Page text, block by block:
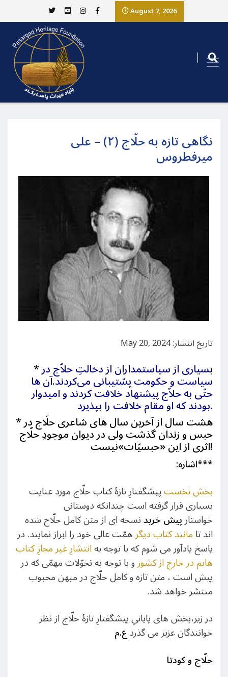
August 7, 2026
نگاهی تازه به حلّاج (۲) – علی
میرفطروس‎
تاریخ انتشار: May 20, 2024
* بسیاری از سیاستمداران از دخالتِ حلاّج در
سیاست و حکومت پشتیبانی می‌کردند.آن ها
حتّی به حلاّج پیشنهاد خلافت کردند و امیدوار
بودند که او مقام خلافت را بپذیرد.
*هشت سال از آخرین سال های شاعری حلّاج در
حبس و زندان گذشت ولی در دیوان موجودِ حلّاج
اثری از این «حبسیّات»نیست!
***اشاره:
بخش نخستپیشگفتارِ تازۀ کتاب حلّاج مورد عنایت
بسیاری قرار گرفته است چندانکه دوستانی
خواستارپیش خریدنسخه ای از متن کامل حلّاج شده
اند تامانند کتاب دیگرهمّت عالی خود را ابراز نمایند. در
پاسخ یادآور می شوم که با توجه بهانتشارِ غیر مجازِ کتاب
هایم در خارج از کشورو با توجه به تحوّلات مهمّی که در
پیش است ، متن تازه و کامل حلّاج در میهن محبوب
منتشر خواهد شد.
در زیر،بخش های پایانیِ پیشگفتارِ تازۀ حلّاج از نظر
خوانندگان عزیز می گذردع.م
حلّاجو کودتا